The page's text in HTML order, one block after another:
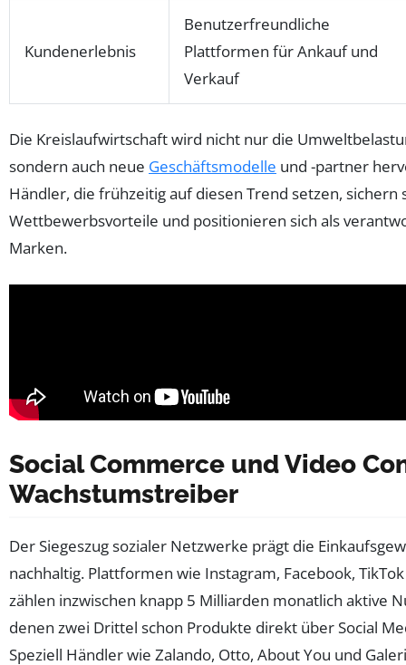
Kundenerlebnis
Benutzerfreundliche
Plattformen für Ankauf und
Verkauf
Die Kreislaufwirtschaft wird nicht nur die
sondern auch neue Geschäftsmodelle und -partner
Händler, die frühzeitig auf diesen Trend setzen, sichern
Wettbewerbsvorteile und positionieren sich als
Marken.
Social Commerce und Video
Wachstumstreiber
Der Siegeszug sozialer Netzwerke prägt die
nachhaltig. Plattformen wie Instagram, Facebook,
zählen inzwischen knapp 5 Milliarden monatlich aktive
denen zwei Drittel schon Produkte direkt über Social
Speziell Händler wie Zalando, Otto, About You und